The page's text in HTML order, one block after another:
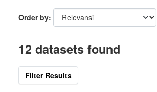
Order by
12 datasets found
Filter Results